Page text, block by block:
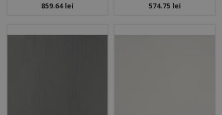
- 12X2100X2440 -
859.64lei
18X1220X2800 -GRI
574.75 lei